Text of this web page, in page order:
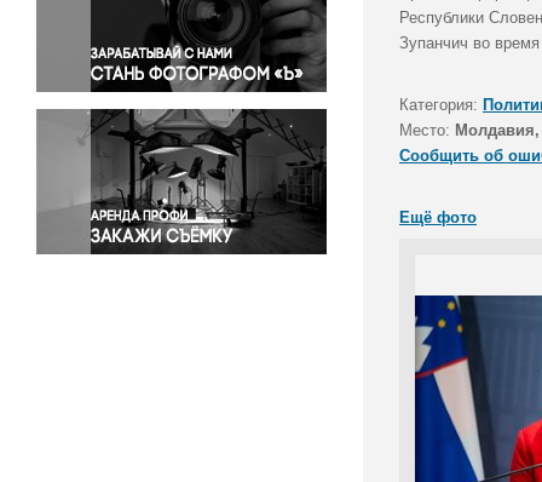
Правосудие
Происшествия и конфликты
Религия
Светская жизнь
Спорт
Экология
Экономика и бизнес
Республики
Зупанчич во
Категория:
Место:
Сообщить об
Ещё фото